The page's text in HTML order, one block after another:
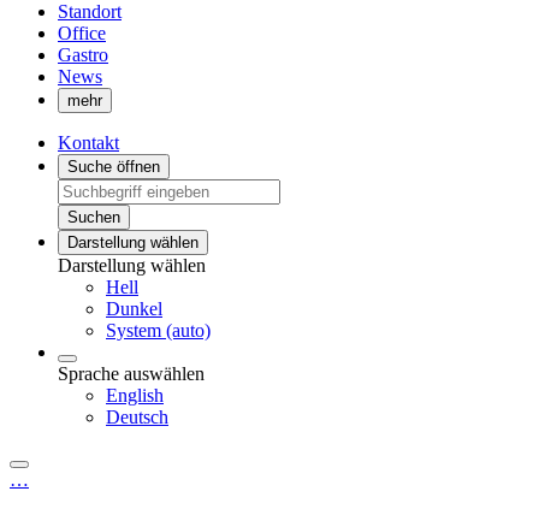
Standort
Office
Gastro
News
mehr
Kontakt
Suche öffnen
Suchen
Darstellung wählen
Darstellung wählen
Hell
Dunkel
System (auto)
Sprache auswählen
English
Deutsch
…